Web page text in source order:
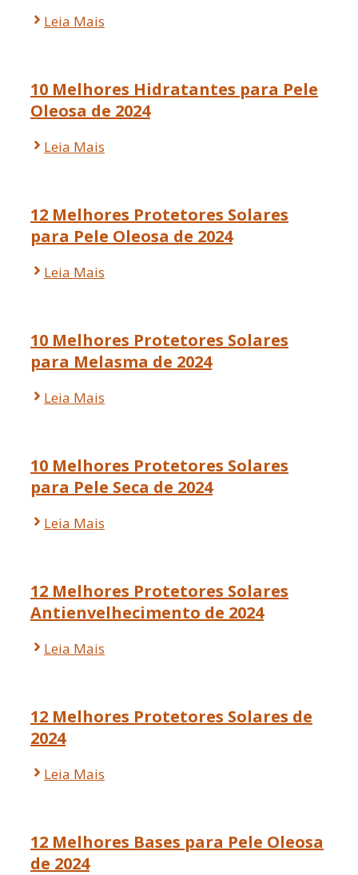
Leia Mais
10 Melhores Hidratantes para Pele
Oleosa de 2024
Leia Mais
12 Melhores Protetores Solares
para Pele Oleosa de 2024
Leia Mais
10 Melhores Protetores Solares
para Melasma de 2024
Leia Mais
10 Melhores Protetores Solares
para Pele Seca de 2024
Leia Mais
12 Melhores Protetores Solares
Antienvelhecimento de 2024
Leia Mais
12 Melhores Protetores Solares de
2024
Leia Mais
12 Melhores Bases para Pele Oleosa
de 2024